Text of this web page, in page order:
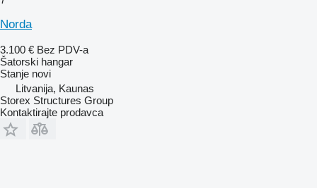
Norda
3.100 € Bez PDV-a
Šatorski hangar
Stanje novi
Litvanija, Kaunas
Storex Structures Group
Kontaktirajte prodavca